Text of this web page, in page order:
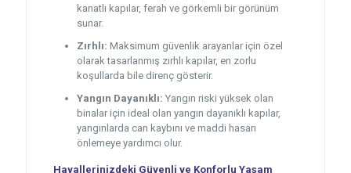
kanatlı kapılar, ferah ve görkemli bir görünüm
sunar.
Zırhlı: Maksimum güvenlik arayanlar için özel
olarak tasarlanmış zırhlı kapılar, en zorlu
koşullarda bile direnç gösterir.
Yangın Dayanıklı: Yangın riski yüksek olan
binalar için ideal olan yangın dayanıklı kapılar,
yangınlarda can kaybını ve maddi hasarı
önlemeye yardımcı olur.
Hayallerinizdeki Güvenli ve Konforlu Yaşam